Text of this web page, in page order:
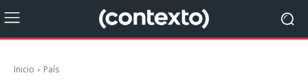
Inicio País